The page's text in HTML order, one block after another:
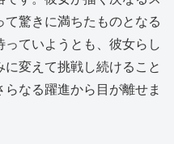
驚きに満ちたものとなる
ていようとも、彼女らし
変えて挑戦し続けること
なる躍進から目が離せま